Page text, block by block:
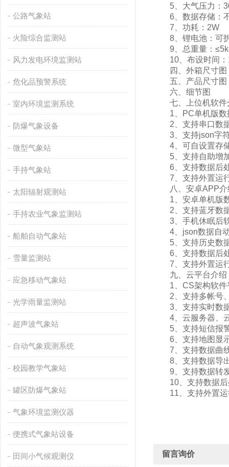
公路气象站
火险综合监测站
风力发电环境监测站
危化品预警系统
室内环境监测系统
防爆气象设备
微型气象站
手持气象站
太阳辐射观测站
手持农业气象监测站
船舶自动气象站
雪量监测站
应急移动气象站
光学雨量监测站
超声波气象站
自动气象观测系统
校园教学气象站
罐区防爆气象站
气象环境监测仪器
便携式气象站设备
田间小气候观测仪
5、大气压力：
6、数据存储：不
7、功耗：2W
8、锂电池：可拆
9、总重量：
10、布设时间：1
四、外箱尺寸图
五、产品尺寸图
六、细节图
七、上位机软件
1、PC单机版数
2、支持串口数据
3、支持json字符
4、可自设置存储
5、支持自助增加
6、支持数据后
7、支持外置运行
八、安卓APP介
1、安卓单机版数
2、支持蓝牙数
3、手机休眠后软
4、json数据自动
5、支持历史数据
6、支持数据后
7、支持外置运行
九、云平台介绍
1、CS架构软件平
2、支持多帐号
3、支持实时数据
4、云服务器、云
5、支持短信报
6、支持地图显示
7、支持数据曲
8、支持数据导
9、支持数据转发
10、支持数据后
11、支持外置运
留言询价